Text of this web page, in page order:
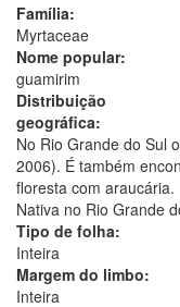
Família:
Myrtaceae
Nome popular:
guamirim
Distribuição
geográfica:
No Rio Grande do Sul
2006). É também
floresta com araucária.
Nativa no Rio Grande
Tipo de folha:
Inteira
Margem do limbo:
Inteira